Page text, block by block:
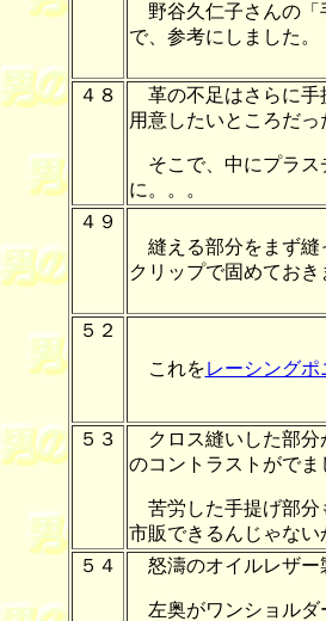
野谷久仁子さんの「
で、参考にしました。
４８
革の不足はさらに手
用意したいところだ
そこで、中にプラス
に。。。
４９
縫える部分をまず縫
クリップで固めておき
５２
これをレーシングポ
５３
クロス縫いした部分
のコントラストがでま
苦労した手提げ部分
市販できるんじゃない
５４
怒濤のオイルレザー
左奥がワンショルダ